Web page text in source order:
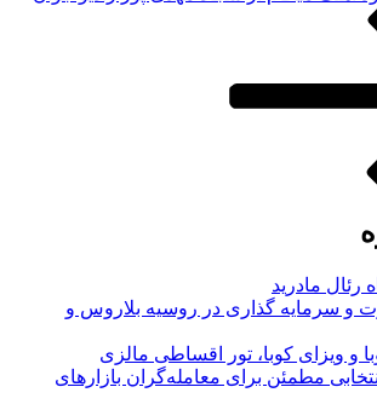
رئال مادرید
و سرمایه گذاری در روسیه بلاروس و
و ویزای کوبا، تور اقساطی مالزی
مطمئن برای معامله‌گران بازارهای